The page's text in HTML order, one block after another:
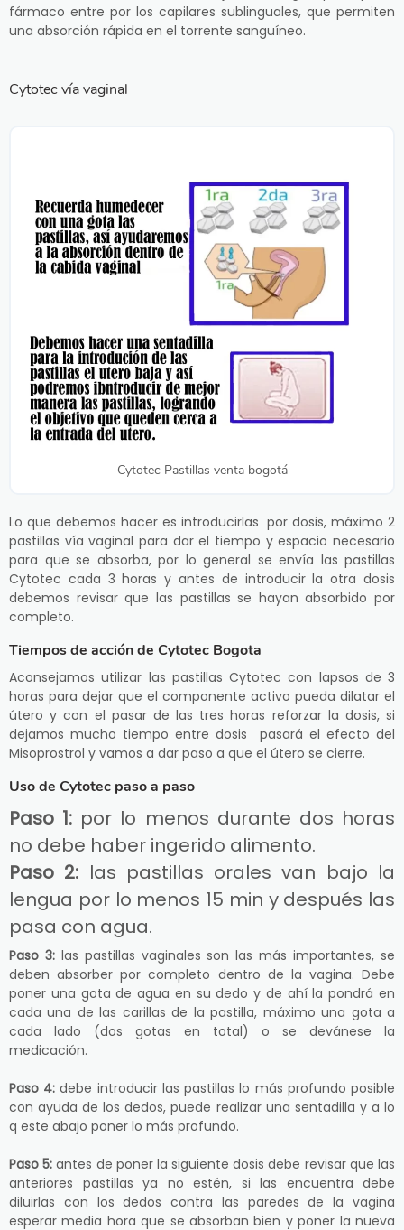
fármaco entre por los capilares sublinguales, que permiten
una absorción rápida en el torrente sanguíneo.
Cytotec vía vaginal
Cytotec Pastillas venta bogotá
Lo que debemos hacer es introducirlas por dosis, máximo 2
pastillas vía vaginal para dar el tiempo y espacio necesario
para que se absorba, por lo general se envía las pastillas
Cytotec cada 3 horas y antes de introducir la otra dosis
debemos revisar que las pastillas se hayan absorbido por
completo.
Tiempos de acción de Cytotec Bogota
Aconsejamos utilizar las pastillas Cytotec con lapsos de 3
horas para dejar que el componente activo pueda dilatar el
útero y con el pasar de las tres horas reforzar la dosis, si
dejamos mucho tiempo entre dosis pasará el efecto del
Misoprostrol y vamos a dar paso a que el útero se cierre.
Uso de Cytotec paso a paso
Paso 1: por lo menos durante dos horas
no debe haber ingerido alimento.
Paso 2: las pastillas orales van bajo la
lengua por lo menos 15 min y después las
pasa con agua.
Paso 3:las pastillas vaginales son las más importantes, se
deben absorber por completo dentro de la vagina. Debe
poner una gota de agua en su dedo y de ahí la pondrá en
cada una de las carillas de la pastilla, máximo una gota a
cada lado (dos gotas en total) o se devánese la
medicación.
Paso 4: debe introducir las pastillas lo más profundo posible
con ayuda de los dedos, puede realizar una sentadilla y a lo
q este abajo poner lo más profundo.
Paso 5: antes de poner la siguiente dosis debe revisar que las
anteriores pastillas ya no estén, si las encuentra debe
diluirlas con los dedos contra las paredes de la vagina
esperar media hora que se absorban bien y poner la nueva